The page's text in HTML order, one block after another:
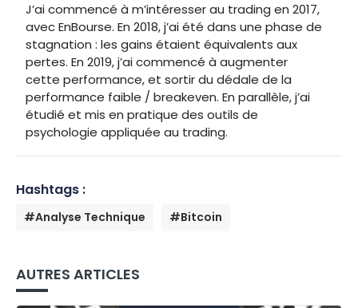
J’ai commencé à m’intéresser au trading en 2017,
avec EnBourse. En 2018, j’ai été dans une phase de
stagnation : les gains étaient équivalents aux
pertes. En 2019, j’ai commencé à augmenter
cette performance, et sortir du dédale de la
performance faible / breakeven. En parallèle, j’ai
étudié et mis en pratique des outils de
psychologie appliquée au trading.
Hashtags :
#Analyse Technique #Bitcoin
AUTRES ARTICLES